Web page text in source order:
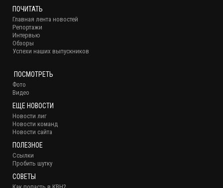
ПОЧИТАТЬ
Главная лента новостей
Репортажи
Интервью
Обзоры
Успехи наших выпускников
ПОСМОТРЕТЬ
Фото
Видео
ЕЩЕ НОВОСТИ
Новости лиг
Новости команд
Новости сайта
ПОЛЕЗНОЕ
Ссылки
Пробить шутку
СОВЕТЫ